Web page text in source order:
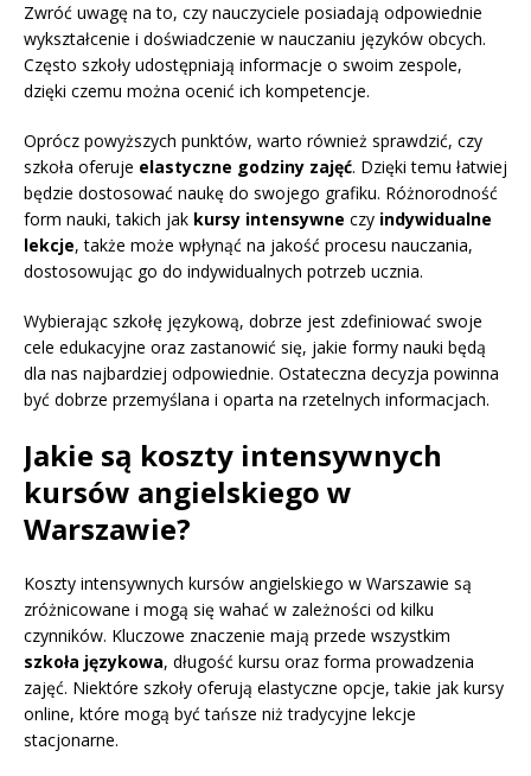
Zwróć uwagę na to, czy nauczyciele posiadają odpowiednie
wykształcenie i doświadczenie w nauczaniu języków obcych.
Często szkoły udostępniają informacje o swoim zespole,
dzięki czemu można ocenić ich kompetencje.
Oprócz powyższych punktów, warto również sprawdzić, czy
szkoła oferuje elastyczne godziny zajęć. Dzięki temu łatwiej
będzie dostosować naukę do swojego grafiku. Różnorodność
form nauki, takich jak kursy intensywne czy indywidualne
lekcje, także może wpłynąć na jakość procesu nauczania,
dostosowując go do indywidualnych potrzeb ucznia.
Wybierając szkołę językową, dobrze jest zdefiniować swoje
cele edukacyjne oraz zastanowić się, jakie formy nauki będą
dla nas najbardziej odpowiednie. Ostateczna decyzja powinna
być dobrze przemyślana i oparta na rzetelnych informacjach.
Jakie są koszty intensywnych
kursów angielskiego w
Warszawie?
Koszty intensywnych kursów angielskiego w Warszawie są
zróżnicowane i mogą się wahać w zależności od kilku
czynników. Kluczowe znaczenie mają przede wszystkim
szkoła językowa, długość kursu oraz forma prowadzenia
zajęć. Niektóre szkoły oferują elastyczne opcje, takie jak kursy
online, które mogą być tańsze niż tradycyjne lekcje
stacjonarne.